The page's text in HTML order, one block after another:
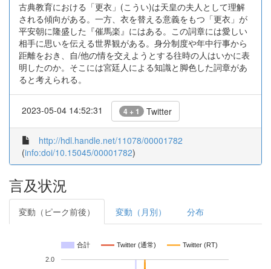
古典教育における「更衣」(こうい)は天皇の夫人として理解
される傾向がある。一方、衣を替える意義をもつ「更衣」が
平安朝に隆盛した『催馬楽』にはある。この詞章には愛しい
相手に思いを伝える世界観がある。身分制度や年中行事から
距離をおき、自/他の情を交えようとする往時の人はいかに表
明したのか。そこには宮廷人による知識と脚色した詞章があ
ると考えられる。
2023-05-04 14:52:31 4 + 1 Twitter
http://hdl.handle.net/11078/00001782
(info:doi/10.15045/00001782)
言及状況
変動（ピーク前後） 変動（月別） 分布
合計 Twitter (通常) Twitter (RT)
2.0